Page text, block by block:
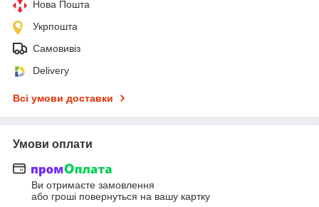
Нова Пошта
Укрпошта
Самовивіз
Delivery
Всі умови доставки
Умови оплати
Ви отримаєте замовлення
або гроші повернуться на вашу картку